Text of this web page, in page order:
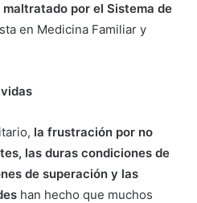
por el Sistema de
en Medicina Familiar y
la frustración por no
las duras condiciones de
de superación y las
han hecho que muchos